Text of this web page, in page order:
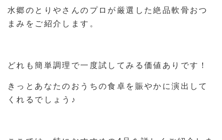
水郷のとりやさんのプロが厳選した絶品軟骨おつ
まみをご紹介します。
どれも簡単調理で一度試してみる価値ありです！
きっとあなたのおうちの食卓を賑やかに演出して
くれるでしょう♪